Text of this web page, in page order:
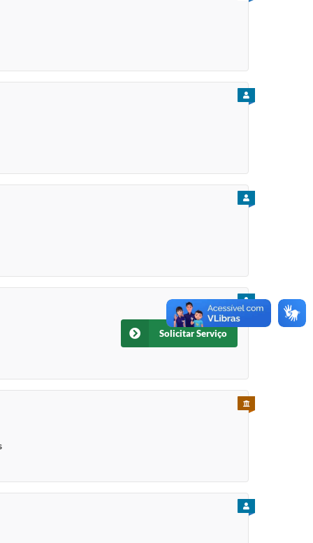
PARA CIDADÃO
PARA CIDADÃO
PARA CIDADÃO
Solicitar Serviço
PARA SERVIDOR
PARA CIDADÃO